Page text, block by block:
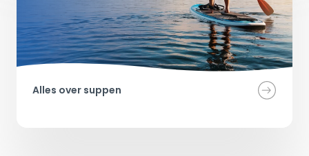
Alles over suppen